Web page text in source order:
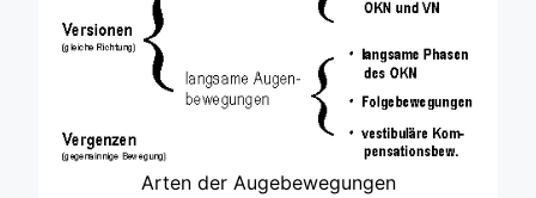
Arten der Augebewegungen